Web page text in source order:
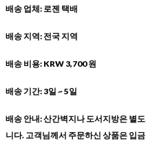
배송 업체: 로젠 택배
배송 지역: 전국 지역
배송 비용: KRW 3,700 원
배송 기간: 3일 ~ 5일
배송 안내: 산간벽지나 도서지방은 별
니다. 고객님께서 주문하신 상품은 입